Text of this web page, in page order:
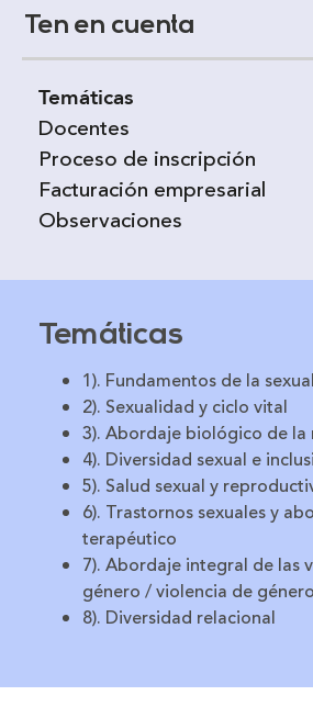
Ten en cuenta
Temáticas
Docentes
Proceso de inscripción
Facturación empresarial
Observaciones
Temáticas
1). Fundamentos de la
2). Sexualidad y ciclo vital
3). Abordaje biológico de la
4). Diversidad sexual e
5). Salud sexual y
6). Trastornos sexuales y
terapéutico
7). Abordaje integral de las
género / violencia de
8). Diversidad relacional